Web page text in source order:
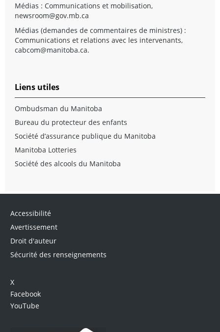
Médias : Communications et mobilisation,
newsroom@gov.mb.ca
Médias (demandes de commentaires de ministres) :
Communications et relations avec les intervenants,
cabcom@manitoba.ca.
Liens utiles
Ombudsman du Manitoba
Bureau du protecteur des enfants
Société d’assurance publique du Manitoba
Manitoba Lotteries
Société des alcools du Manitoba
Accessibilité
Avertissement
Droit d'auteur
Sécurité des renseignements
X
Facebook
YouTube